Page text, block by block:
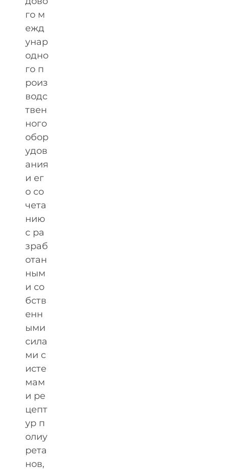
го м
ежд
унар
одно
го п
роиз
водс
твен
ного
обор
удов
ания
и ег
о со
чета
нию
с ра
зраб
отан
ным
и со
бств
енн
ыми
сила
ми с
исте
мам
и ре
цепт
ур п
олиу
рета
нов,